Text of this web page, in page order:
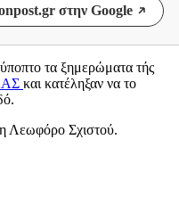
στην Google
τα ξημερώματα τής
και κατέληξαν να το
Λεωφόρο Σχιστού.